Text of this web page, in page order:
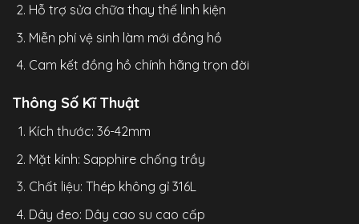
Hỗ trợ sửa chữa thay thế linh kiện
Miễn phí vệ sinh làm mới đồng hồ
Cam kết đồng hồ chính hãng trọn đời
Thông Số Kĩ Thuật
Kích thước: 36-42mm
Mặt kính: Sapphire chống trầy
Chất liệu: Thép không gỉ 316L
Dây đeo: Dây cao su cao cấp